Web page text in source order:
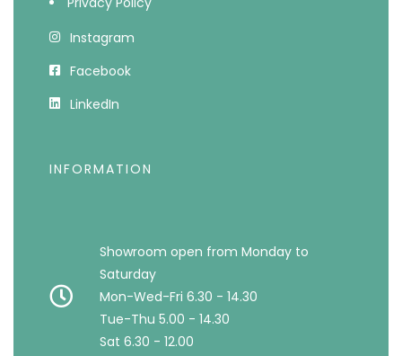
Instagram
Facebook
LinkedIn
INFORMATION
Showroom open from Monday to
Saturday
Mon-Wed-Fri 6.30 - 14.30
Tue-Thu 5.00 - 14.30
Sat 6.30 - 12.00